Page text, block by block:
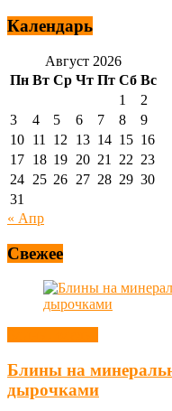
Календарь
Август 2026
Пн Вт Ср Чт Пт Сб Вс
1
2
3
4 5 6 7 8
9
10 11 12 13 14 15 16
17 18 19 20 21 22 23
24 25 26 27 28 29 30
31
« Апр
Свежее
Блины на
дырочками